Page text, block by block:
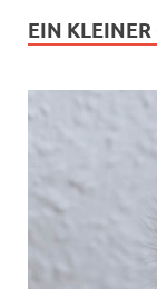
EIN KLEINER